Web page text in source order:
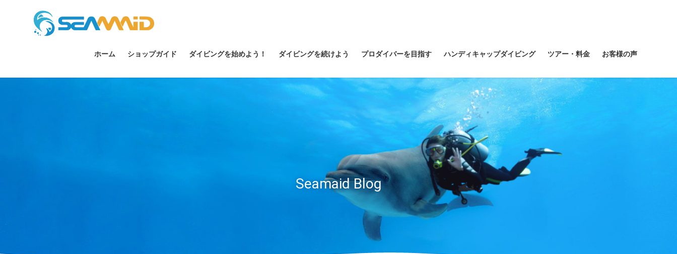
ホーム ショップガイド ダイビングを始めよう！ ダイビングを続けよう プロダイバーを目指す ハンディキャップダイビング ツアー・料金 お客様の声
Seamaid Blog